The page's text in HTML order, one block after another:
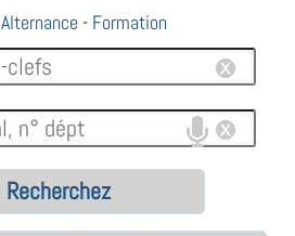
Alternance - Formation
Recherchez